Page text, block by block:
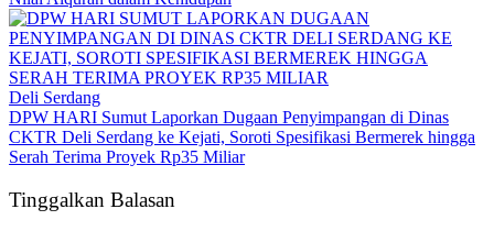
Deli Serdang
DPW HARI Sumut Laporkan Dugaan Penyimpangan di Dinas
CKTR Deli Serdang ke Kejati, Soroti Spesifikasi Bermerek hingga
Serah Terima Proyek Rp35 Miliar
Tinggalkan Balasan